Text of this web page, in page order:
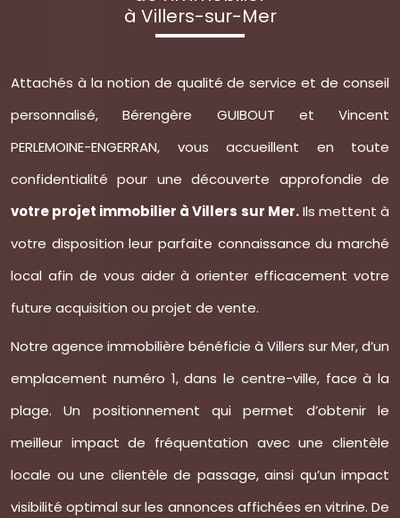
à Villers-sur-Mer
Attachés à la notion de qualité de service et de conseil
personnalisé, Bérengère GUIBOUT et Vincent
PERLEMOINE-ENGERRAN, vous accueillent en toute
confidentialité pour une découverte approfondie de
votre projet immobilier à Villers sur Mer.Ils mettent à
votre disposition leur parfaite connaissance du marché
local afin de vous aider à orienter efficacement votre
future acquisition ou projet de vente.
Notre agence immobilière bénéficie à Villers sur Mer, d’un
emplacement numéro 1, dans le centre-ville, face à la
plage. Un positionnement qui permet d’obtenir le
meilleur impact de fréquentation avec une clientèle
locale ou une clientèle de passage, ainsi qu’un impact
visibilité optimal sur les annonces affichées en vitrine. De